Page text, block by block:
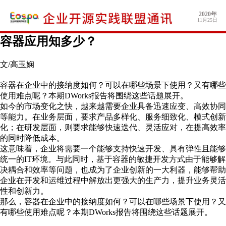
2020年
11月25日
容器应用知多少？
文/高玉娴
容器在企业中的接纳度如何？可以在哪些场景下使用？又有哪些
使用难点呢？本期DWorks报告将围绕这些话题展开。
如今的市场变化之快，越来越需要企业具备迅速应变、高效协同
等能力。在业务层面，要求产品多样化、服务细致化、模式创新
化；在研发层面，则要求能够快速迭代、灵活应对，在提高效率
的同时降低成本。
这意味着，企业将需要一个能够支持快速开发、具有弹性且能够
统一的IT环境。与此同时，基于容器的敏捷开发方式由于能够解
决耦合和效率等问题，也成为了企业创新的一大利器，能够帮助
企业在开发和运维过程中解放出更强大的生产力，提升业务灵活
性和创新力。
那么，容器在企业中的接纳度如何？可以在哪些场景下使用？又
有哪些使用难点呢？本期DWorks报告将围绕这些话题展开。